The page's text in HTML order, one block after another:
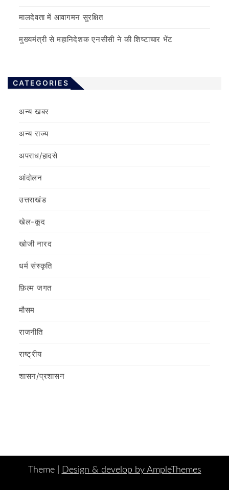
मालदेवता में आवागमन सुरक्षित
मुख्यमंत्री से महानिदेशक एनसीसी ने की शिष्टाचार भेंट
CATEGORIES
अन्य खबर
अन्य राज्य
अपराध/हादसे
आंदोलन
उत्तराखंड
खेल-कूद
खोजी नारद
धर्म संस्कृति
फ़िल्‍म जगत
मौसम
राजनीति
राष्ट्रीय
शासन/प्रशासन
Theme | Design & develop by AmpleThemes